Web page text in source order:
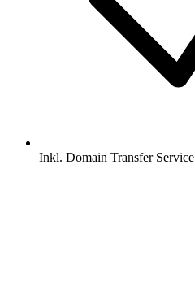
Inkl. Domain Transfer Service